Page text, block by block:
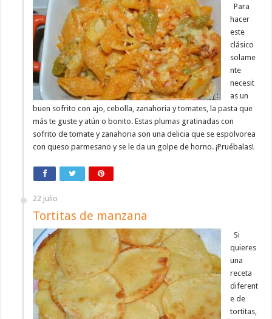
Para
hacer
este
clásico
solame
nte
necesit
as un
buen sofrito con ajo, cebolla, zanahoria y tomates, la pasta que
más te guste y atún o bonito. Estas plumas gratinadas con
sofrito de tomate y zanahoria son una delicia que se espolvorea
con queso parmesano y se le da un golpe de horno. ¡Pruébalas!
22 julio
Tortitas de manzana
Si
quieres
una
receta
diferent
e de
tortitas,